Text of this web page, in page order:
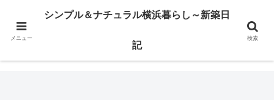
横浜市某区で注文住宅の建築日記とか、ウッドデッキのこととかを書いてます
シンプル＆ナチュラル横浜暮らし～新築日記
メニュー
シンプル＆ナチュラル横浜暮らし～新築日
記
検索